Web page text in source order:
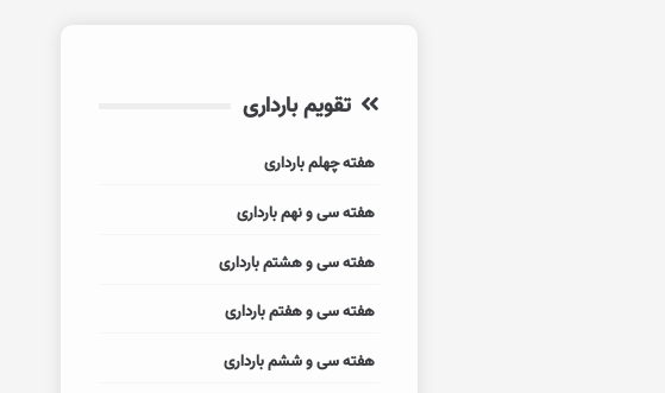
تقویم بارداری
هفته چهلم بارداری
هفته سی و نهم بارداری
هفته سی و هشتم بارداری
هفته سی و هفتم بارداری
هفته سی و ششم بارداری